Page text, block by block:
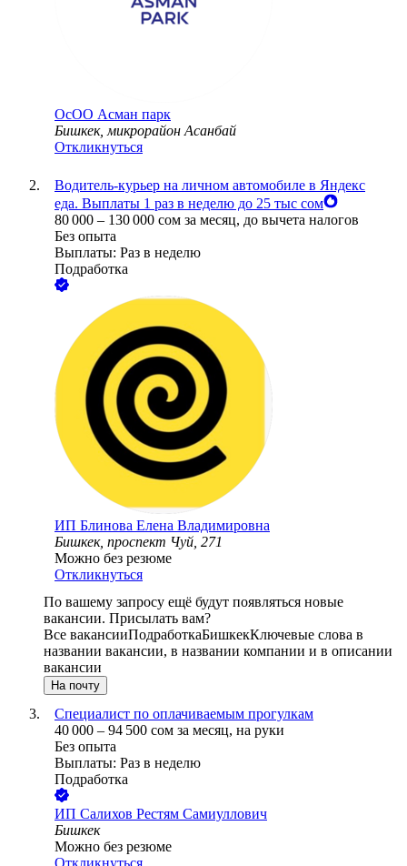
ОсОО Асман парк
Бишкек, микрорайон Асанбай
Откликнуться
Водитель-курьер на личном автомобиле в Яндекс
еда. Выплаты 1 раз в неделю до 25 тыс сом
80 000 – 130 000 сом за месяц, до вычета налогов
Без опыта
Выплаты: Раз в неделю
Подработка
ИП Блинова Елена Владимировна
Бишкек, проспект Чуй, 271
Можно без резюме
Откликнуться
По вашему запросу ещё будут появляться новые
вакансии. Присылать вам?
Все вакансииПодработкаБишкекКлючевые слова в
названии вакансии, в названии компании и в описании
вакансии
На почту
Специалист по оплачиваемым прогулкам
40 000 – 94 500 сом за месяц, на руки
Без опыта
Выплаты: Раз в неделю
Подработка
ИП Салихов Рестям Самиуллович
Бишкек
Можно без резюме